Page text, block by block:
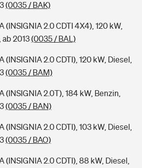
(0035 / BAK)
(INSIGNIA 2.0 CDTI 4X4), 120 kW,
2013(0035 / BAL)
(INSIGNIA 2.0 CDTI), 120 kW, Diesel,
(0035 / BAM)
(INSIGNIA 2.0T), 184 kW, Benzin,
(0035 / BAN)
(INSIGNIA 2.0 CDTI), 103 kW, Diesel,
(0035 / BAO)
(INSIGNIA 2.0 CDTI), 88 kW, Diesel,